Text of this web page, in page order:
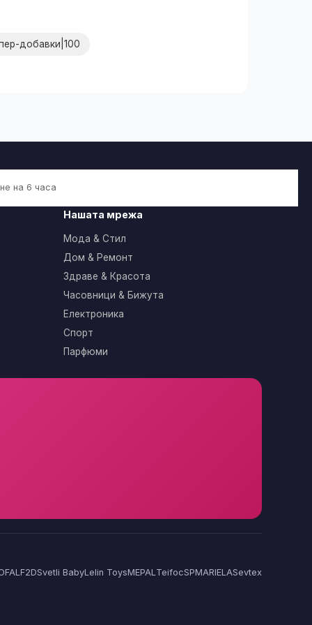
добавки|100
на 6 часа
Нашата мрежа
Мода & Стил
Дом & Ремонт
Здраве & Красота
Часовници & Бижута
Електроника
Спорт
Парфюми
F2DSvetli BabyLelin ToysMEPAL TeifocSPMARIELASevtex